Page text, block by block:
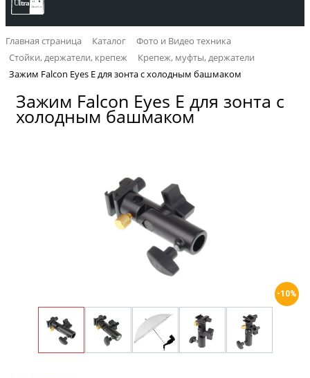
Главная страница Каталог
Фото и Видео техника
Стойки, держатели, крепеж
Крепеж, муфты, держатели
Зажим Falcon Eyes E для зонта с холодным башмаком
Зажим Falcon Eyes E для зонта с
холодным башмаком
-10%